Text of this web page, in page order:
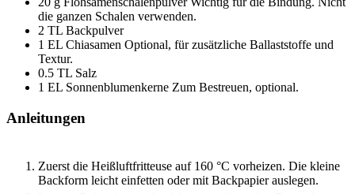
die ganzen Schalen verwenden.
2 TL Backpulver
1 EL Chiasamen Optional, für zusätzliche Ballaststoffe und
Textur.
0.5 TL Salz
1 EL Sonnenblumenkerne Zum Bestreuen, optional.
Anleitungen
Zuerst die Heißluftfritteuse auf 160 °C vorheizen. Die kleine
Backform leicht einfetten oder mit Backpapier auslegen.